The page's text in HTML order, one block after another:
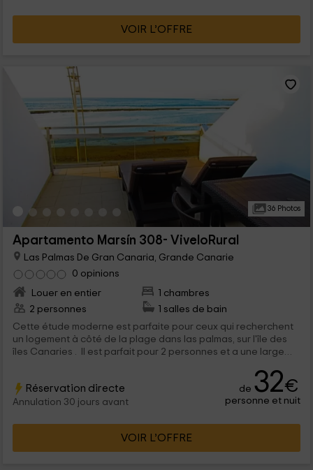
VOIR L’OFFRE
36 Photos
Apartamento Marsín 308- ViveloRural
Las Palmas De Gran Canaria, Grande Canarie
0 opinions
Louer en entier
1 chambres
2 personnes
1 salles de bain
Cette étude moderne est parfaite pour ceux qui recherchent
un logement à côté de la plage dans las palmas, sur l'île des
îles Canaries . Il est parfait pour 2 personnes et a une large
délicieuse gastronomie typique.
Réservation directe
Annulation 30 jours avant
de 32€
personne et nuit
VOIR L’OFFRE